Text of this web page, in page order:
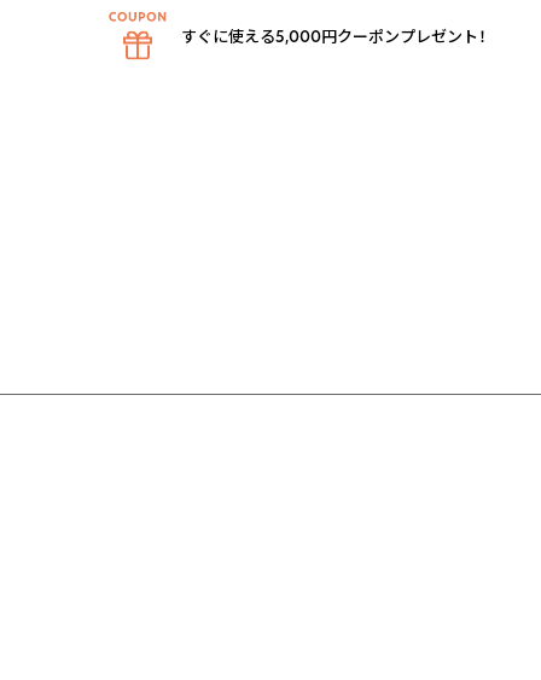
すぐに使える5,000円クーポンプレゼント！